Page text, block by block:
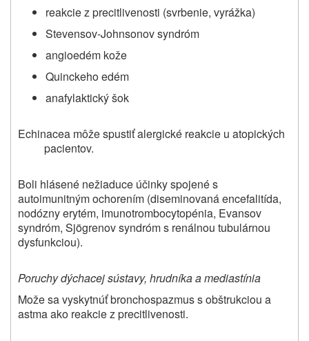
reakcie z precitlivenosti (svrbenie, vyrážka)
Stevensov-Johnsonov syndróm
angioedém kože
Quinckeho edém
anafylaktický šok
Echinacea môže spustiť alergické reakcie u atopických
pacientov.
Boli hlásené nežiaduce účinky spojené s
autoimunitným ochorením (diseminovaná encefalitída,
nodózny erytém, imunotrombocytopénia, Evansov
syndróm, Sjögrenov syndróm s renálnou tubulárnou
dysfunkciou).
Poruchy dýchacej sústavy, hrudníka a mediastínia
Može sa vyskytnúť bronchospazmus s obštrukciou a
astma ako reakcie z precitlivenosti.